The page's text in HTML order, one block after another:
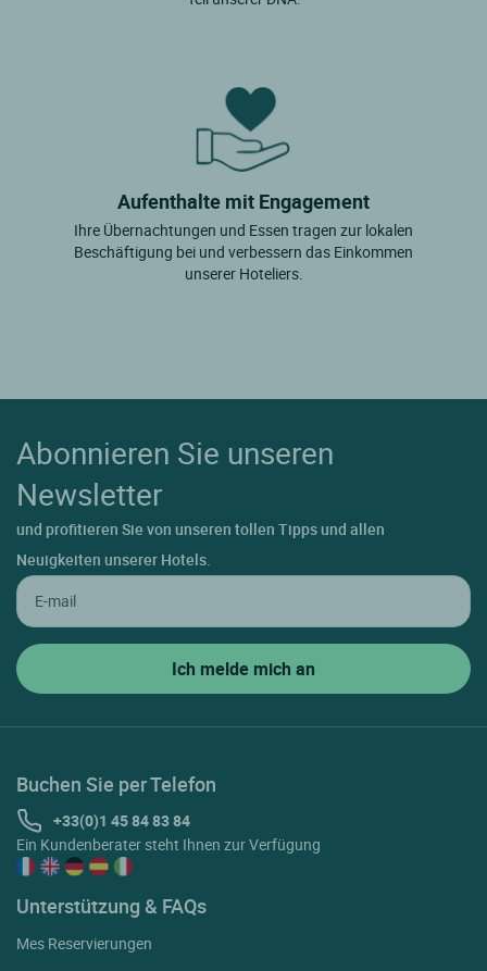
Aufenthalte mit Engagement
Ihre Übernachtungen und Essen tragen zur lokalen
Beschäftigung bei und verbessern das Einkommen
unserer Hoteliers.
Abonnieren Sie unseren
Newsletter
und profitieren Sie von unseren tollen Tipps und allen
Neuigkeiten unserer Hotels.
Buchen Sie per Telefon
+33(0)1 45 84 83 84
Ein Kundenberater steht Ihnen zur Verfügung
Unterstützung & FAQs
Mes Reservierungen